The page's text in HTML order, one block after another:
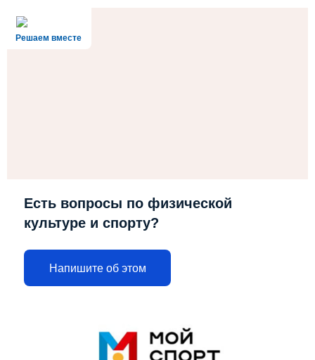
Решаем вместе
Есть вопросы по физической
культуре и спорту?
Напишите об этом